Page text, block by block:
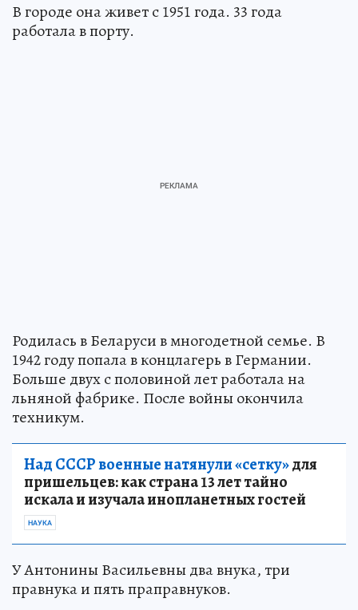
В городе она живет с 1951 года. 33 года
работала в порту.
Родилась в Беларуси в многодетной семье. В
1942 году попала в концлагерь в Германии.
Больше двух с половиной лет работала на
льняной фабрике. После войны окончила
техникум.
Над СССР военные натянули «сетку»для
пришельцев: как страна 13 лет тайно
искала и изучала инопланетных гостей
НАУКА
У Антонины Васильевны два внука, три
правнука и пять праправнуков.